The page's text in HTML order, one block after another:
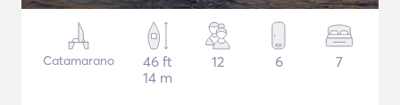
Catamarano
46 ft
14 m
12 6 7